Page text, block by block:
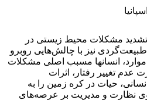
مشکلات محیط زیستی در
نیز با چالش‌هایی روبرو
انسانها مسبب اصلی مشکلات
تغییر رفتار، اثرات
حیات در کره زمین را به
نظارت و مدیریت بر عرصه‌های